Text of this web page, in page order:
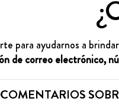
para ayudarnos a
de correo electrónico,